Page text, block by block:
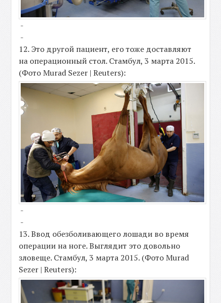
-
-
12. Это другой пациент, его тоже доставляют
на операционный стол. Стамбул, 3 марта 2015.
(Фото Murad Sezer | Reuters):
-
-
13. Ввод обезболивающего лошади во время
операции на ноге. Выглядит это довольно
зловеще. Стамбул, 3 марта 2015. (Фото Murad
Sezer | Reuters):